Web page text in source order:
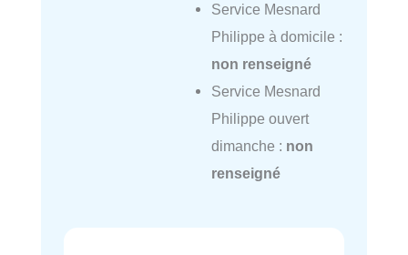
Service Mesnard
Philippe à domicile :
non renseigné
Service Mesnard
Philippe ouvert
dimanche : non
renseigné